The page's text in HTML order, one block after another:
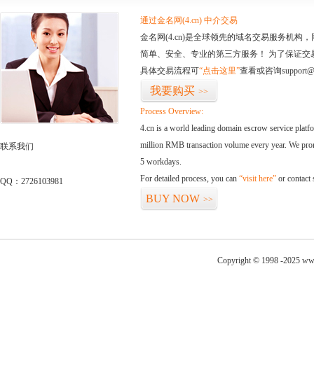
联系我们
QQ：2726103981
通过金名网(4.cn) 中介交易
金名网(4.cn)是全球领先的域名交易服务机构
简单、安全、专业的第三方服务！ 为了保证
具体交易流程可“点击这里”查看或咨询
我要购买 >>
Process Overview:
4.cn is a world leading domain escrow service
million RMB transaction volume every year. We
5 workdays.
For detailed process, you can “visit here” or contact
BUY NOW >>
Copyright © 1998 -2025